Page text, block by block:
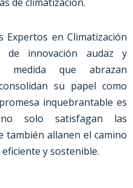
en Climatización
innovación audaz y
medida que abrazan
su papel como
inquebrantable es
solo satisfagan las
también allanen el camino
y sostenible.